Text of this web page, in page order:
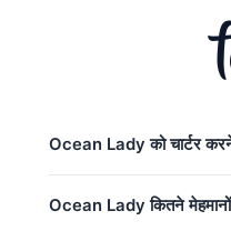
Ocean Lady को चार्टर
Ocean Lady कितने